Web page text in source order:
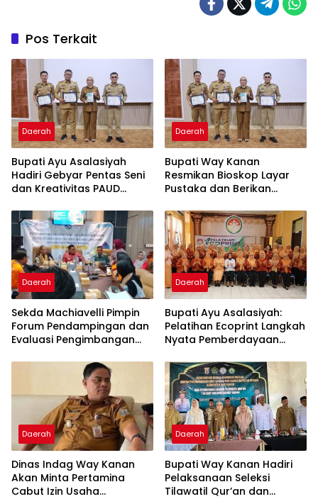
Pos Terkait
Daerah
Bupati Ayu Asalasiyah
Hadiri Gebyar Pentas Seni
dan Kreativitas PAUD
Kanan
Daerah
Bupati Way Kanan
Resmikan Bioskop Layar
Pustaka dan Berikan
Menulis
Daerah
Sekda Machiavelli Pimpin
Forum Pendampingan dan
Evaluasi Pengimbangan
Daerah
Bupati Ayu Asalasiyah:
Pelatihan Ecoprint Langkah
Nyata Pemberdayaan
Daerah
Dinas Indag Way Kanan
Akan Minta Pertamina
Cabut Izin Usaha
Daerah
Bupati Way Kanan Hadiri
Pelaksanaan Seleksi
Tilawatil Qur’an dan